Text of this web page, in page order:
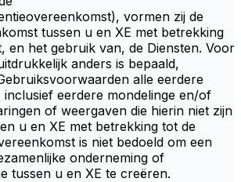
vormen zij de
tussen u en XE met betrekking
en het gebruik van, de Diensten. Voor
anders is bepaald,
alle eerdere
eerdere mondelinge en/of
of weergaven die hierin niet zijn
u en XE met betrekking tot de
is niet bedoeld om een
onderneming of
tussen u en XE te creëren.